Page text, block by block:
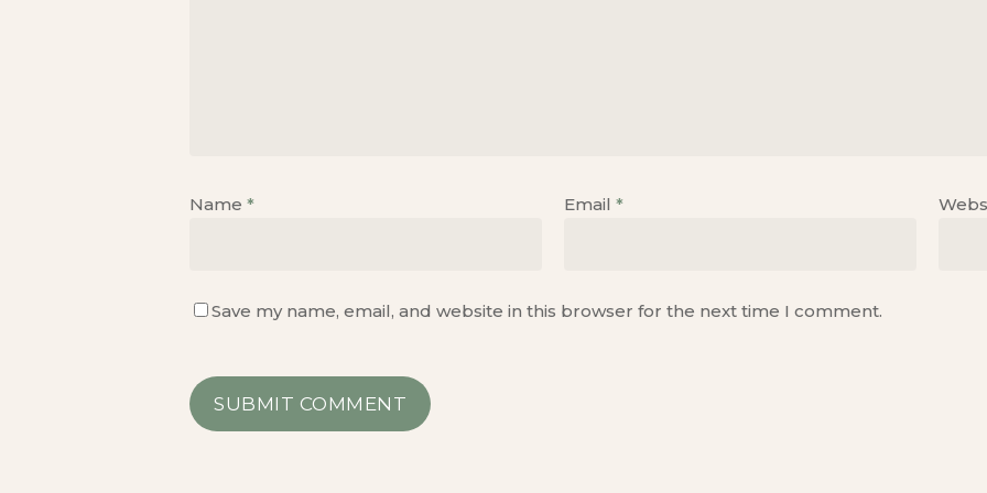
Name * Email *
Save my name, email, and website in this browser for the next time I comment.